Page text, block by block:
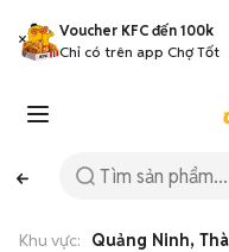
Voucher KFC đến 100k
Chỉ có trên app Chợ Tốt
Khu vực: Quảng Ninh,